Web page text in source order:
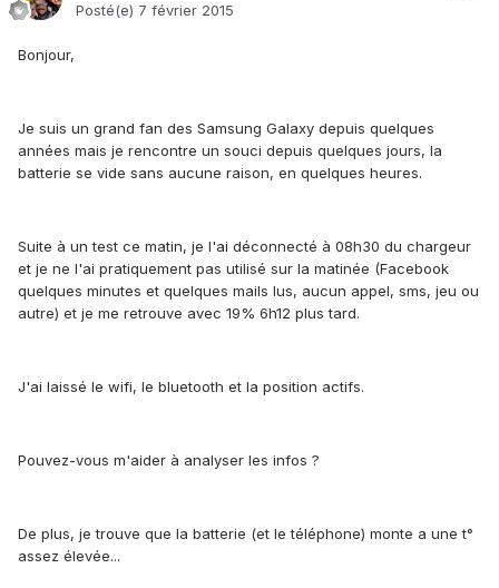
Posté(e) 7 février 2015
Bonjour,
Je suis un grand fan des Samsung Galaxy depuis quelques
années mais je rencontre un souci depuis quelques jours, la
batterie se vide sans aucune raison, en quelques heures.
Suite à un test ce matin, je l'ai déconnecté à 08h30 du chargeur
et je ne l'ai pratiquement pas utilisé sur la matinée (Facebook
quelques minutes et quelques mails lus, aucun appel, sms, jeu ou
autre) et je me retrouve avec 19% 6h12 plus tard.
J'ai laissé le wifi, le bluetooth et la position actifs.
Pouvez-vous m'aider à analyser les infos ?
De plus, je trouve que la batterie (et le téléphone) monte a une t°
assez élevée...